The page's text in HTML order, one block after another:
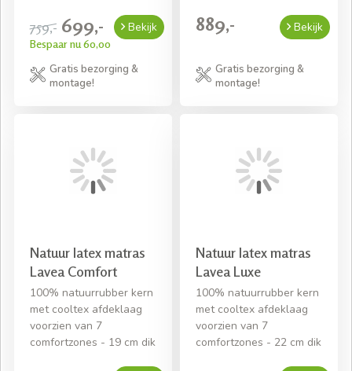
759,- 699,-
Bespaar nu 60,00
Bekijk
Gratis bezorging &
montage!
889,- Bekijk
Gratis bezorging &
montage!
Natuur latex matras
Lavea Comfort
100% natuurrubber kern
met cooltex afdeklaag
voorzien van 7
comfortzones - 19 cm dik
Natuur latex matras
Lavea Luxe
100% natuurrubber kern
met cooltex afdeklaag
voorzien van 7
comfortzones - 22 cm dik